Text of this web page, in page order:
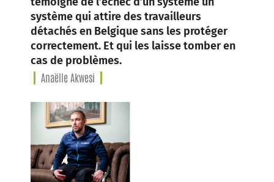
système qui attire des travailleurs
détachés en Belgique sans les protéger
correctement. Et qui les laisse tomber en
cas de problèmes.
Anaëlle Akwesi